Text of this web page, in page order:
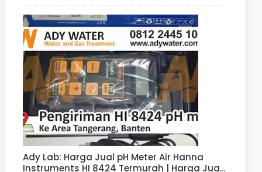
Ady Lab: Harga Jual pH Meter Air Hanna
Instruments HI 8424 Termurah | Harga Jual